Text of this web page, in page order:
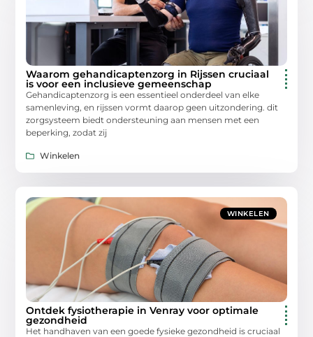
Waarom gehandicaptenzorg in Rijssen cruciaal
is voor een inclusieve gemeenschap
Gehandicaptenzorg is een essentieel onderdeel van elke
samenleving, en rijssen vormt daarop geen uitzondering. dit
zorgsysteem biedt ondersteuning aan mensen met een
beperking, zodat zij
Winkelen
WINKELEN
Ontdek fysiotherapie in Venray voor optimale
gezondheid
Het handhaven van een goede fysieke gezondheid is cruciaal